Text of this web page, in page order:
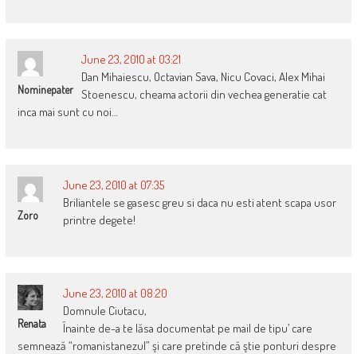
Nominepater
June 23, 2010 at 03:21
Dan Mihaiescu, Octavian Sava, Nicu Covaci, Alex Mihai
Stoenescu, cheama actorii din vechea generatie cat
inca mai sunt cu noi…
Zoro
June 23, 2010 at 07:35
Briliantele se gasesc greu si daca nu esti atent scapa usor
printre degete!
Renata
June 23, 2010 at 08:20
Domnule Ciutacu,
Înainte de-a te lăsa documentat pe mail de tipu’ care
semnează “romanistanezul” şi care pretinde că ştie ponturi despre